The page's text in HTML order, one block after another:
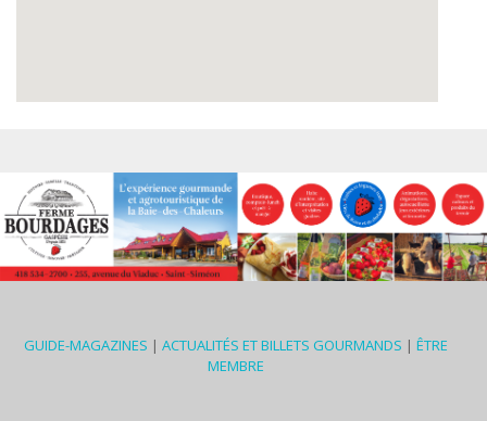
GUIDE-MAGAZINES | ACTUALITÉS ET BILLETS GOURMANDS | ÊTRE
MEMBRE